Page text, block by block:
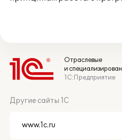
Отраслевые
и
1С:Предприятие
Другие сайты 1С